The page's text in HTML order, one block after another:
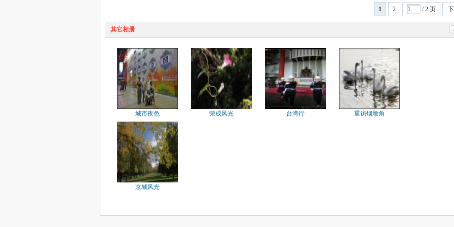
1 2 / 2 页
其它相册
城市夜色 荣成风光 台湾行 重访烟墩角
京城风光